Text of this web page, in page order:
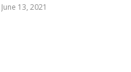
June 13, 2021